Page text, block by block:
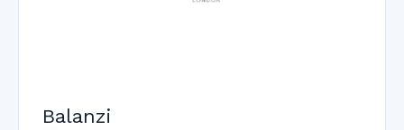
Balanzi